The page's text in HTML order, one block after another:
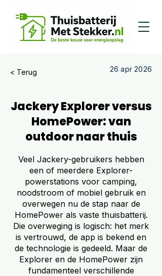
< Terug 26 apr 2026
Jackery Explorer versus
HomePower: van
outdoor naar thuis
Veel Jackery-gebruikers hebben
een of meerdere Explorer-
powerstations voor camping,
noodstroom of mobiel gebruik en
overwegen nu de stap naar de
HomePower als vaste thuisbatterij.
Die overweging is logisch: het merk
is vertrouwd, de app is bekend en
de technologie is gedeeld. Maar de
Explorer en de HomePower zijn
fundamenteel verschillende